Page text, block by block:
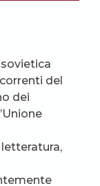
del
dei